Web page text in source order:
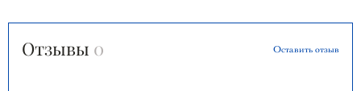
Отзывы 0 Оставить отзыв